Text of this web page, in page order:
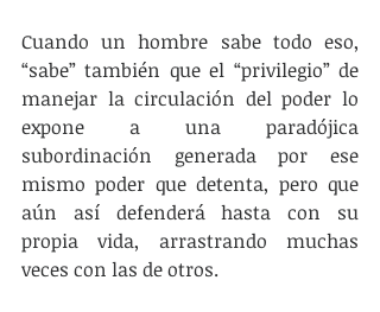
Cuando un hombre sabe todo eso,
“sabe” también que el “privilegio” de
manejar la circulación del poder lo
expone a una paradójica
subordinación generada por ese
mismo poder que detenta, pero que
aún así defenderá hasta con su
propia vida, arrastrando muchas
veces con las de otros.